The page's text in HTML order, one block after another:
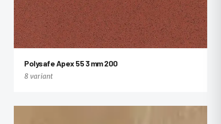
Polysafe Apex 55 3 mm 200
8 variant